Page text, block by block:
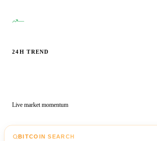
—
24H TREND
Live market momentum
BITCOIN SEARCH